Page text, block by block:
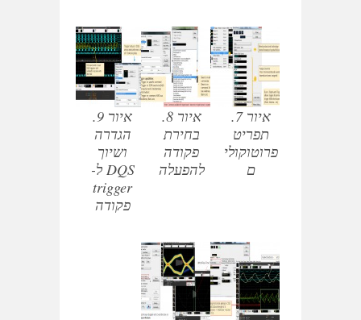
איור 7.
תפריט
פרוטוקולי
ם
איור 8.
בחירת
פקודה
להפעלה
איור 9.
הגדרה
ושיוך
DQS ל-
trigger
פקודה